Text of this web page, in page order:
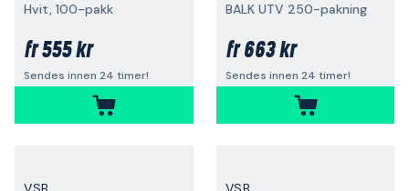
Hvit, 100-pakk
fr555 kr
Sendes innen 24 timer!
BALK UTV 250-pakning
fr663 kr
Sendes innen 24 timer!